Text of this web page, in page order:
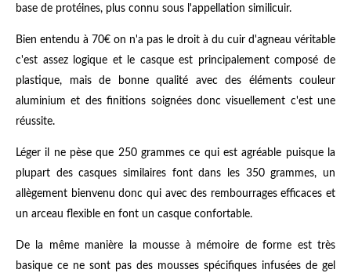
base de protéines, plus connu sous l'appellation similicuir.
Bien entendu à 70€ on n'a pas le droit à du cuir d'agneau véritable
c'est assez logique et le casque est principalement composé de
plastique, mais de bonne qualité avec des éléments couleur
aluminium et des finitions soignées donc visuellement c'est une
réussite.
Léger il ne pèse que 250 grammes ce qui est agréable puisque la
plupart des casques similaires font dans les 350 grammes, un
allègement bienvenu donc qui avec des rembourrages efficaces et
un arceau flexible en font un casque confortable.
De la même manière la mousse à mémoire de forme est très
basique ce ne sont pas des mousses spécifiques infusées de gel